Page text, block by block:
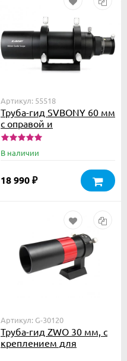
Артикул: 55518
Труба-гид SVBONY 60 мм
с оправой и
микрофокусером
В наличии
18 990 ₽
Артикул: G-30120
Труба-гид ZWO 30 мм, с
креплением для